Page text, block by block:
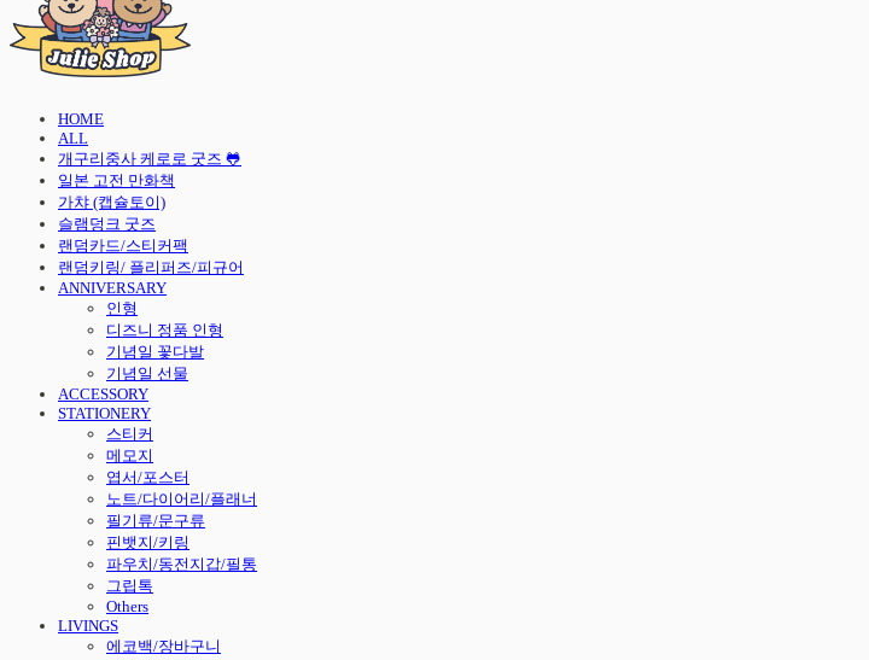
HOME
ALL
개구리중사 케로로 굿즈 🐸
일본 고전 만화책
가챠 (캡슐토이)
슬램덩크 굿즈
랜덤카드/스티커팩
랜덤키링/ 플리퍼즈/피규어
ANNIVERSARY
인형
디즈니 정품 인형
기념일 꽃다발
기념일 선물
ACCESSORY
STATIONERY
스티커
메모지
엽서/포스터
노트/다이어리/플래너
필기류/문구류
핀뱃지/키링
파우치/동전지갑/필통
그립톡
Others
LIVINGS
에코백/장바구니